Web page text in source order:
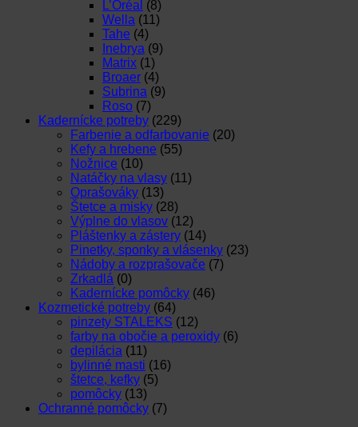
L’Oréal (8)
Wella (11)
Tahe (4)
Inebrya (9)
Matrix (1)
Broaer (4)
Subrina (9)
Roso (7)
Kadernícke potreby (229)
Farbenie a odfarbovanie (20)
Kefy a hrebene (55)
Nožnice (10)
Natáčky na vlasy (11)
Oprašováky (13)
Štetce a misky (28)
Výplne do vlasov (12)
Pláštenky a zástery (14)
Pinetky, sponky a vlásenky (23)
Nádoby a rozprašovače (7)
Zrkadlá (0)
Kadernícke pomôcky (46)
Kozmetické potreby (64)
pinzety STALEKS (12)
farby na obočie a peroxidy (6)
depilácia (11)
bylinné masti (16)
štetce, kefky (5)
pomôcky (13)
Ochranné pomôcky (7)